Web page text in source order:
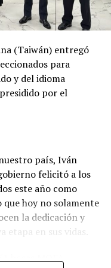
desde las
a disposición de
las Fuerzas
de albergar a la
en riesgo que otro,
a apoyar”,
municipales
Optaciano Gómez;
y de Luque,
(Taiwán) entregó
para
y del idioma
por el
país, Iván
felicitó a los
este año como
que hoy no solamente
la dedicación y
en sus vidas.